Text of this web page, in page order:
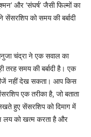
और ‘संघर्ष’ जैसी फिल्‍मों का
सेंसरशिप को समय की बर्बादी
चंद्रा ने एक सवाल का
तरह समय की बर्बादी है। एक
नहीं देख सकता। आप किस
एक तरीका है, जो बताता
हुए सेंसरशिप को दिमाग में
लय को खत्‍म करता है और